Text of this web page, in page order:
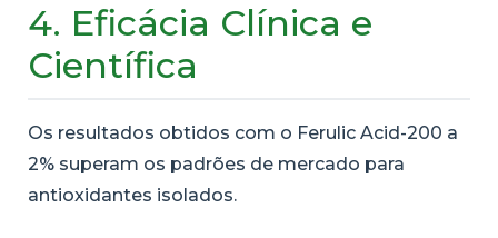
4. Eficácia Clínica e
Científica
Os resultados obtidos com o Ferulic Acid-200 a
2% superam os padrões de mercado para
antioxidantes isolados.